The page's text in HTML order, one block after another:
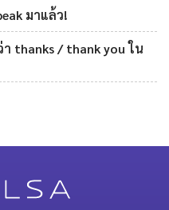
มาแล้ว!
thanks / thank you ใน